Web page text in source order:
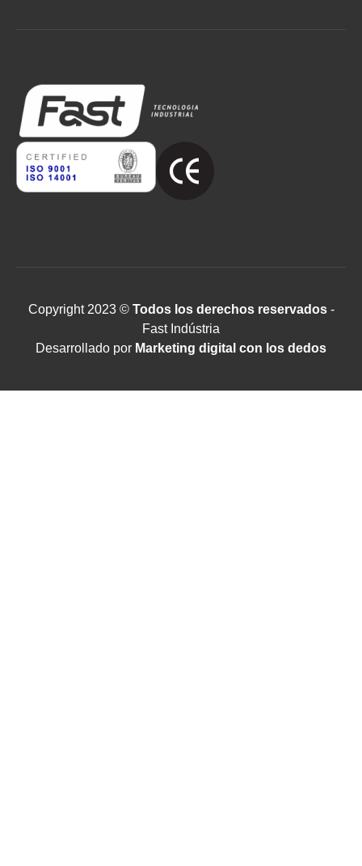
Copyright 2023 © Todos los derechos reservados-
Fast Indústria
Desarrollado por Marketing digital con los dedos